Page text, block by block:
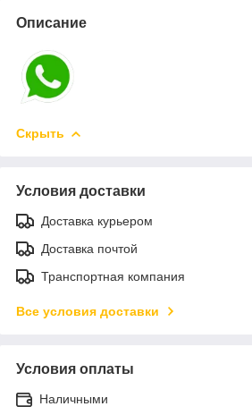
Описание
Скрыть
Условия доставки
Доставка курьером
Доставка почтой
Транспортная компания
Все условия доставки
Условия оплаты
Наличными